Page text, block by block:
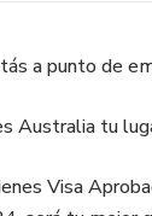
a punto de
Australia tu
Visa